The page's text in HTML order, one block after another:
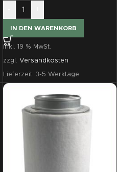
IN DEN WARENKORB
inkl. 19 % MwSt.
zzgl. Versandkosten
Lieferzeit: 3-5 Werktage